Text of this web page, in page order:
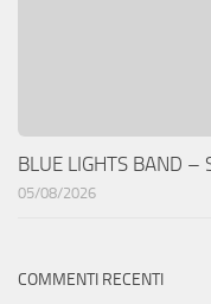
BLUE LIGHTS BAND –
05/08/2026
COMMENTI RECENTI